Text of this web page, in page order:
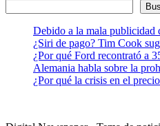
Debido a la mala publicidad
¿Siri de pago? Tim Cook
¿Por qué Ford recontrató a
Alemania habla sobre la
¿Por qué la crisis en el